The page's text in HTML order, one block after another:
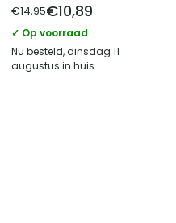
€14,95€10,89
✓ Op voorraad
Nu besteld, dinsdag 11
augustus in huis